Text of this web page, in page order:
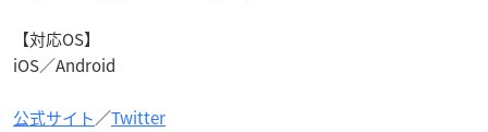
【対応OS】
iOS／Android
公式サイト／Twitter